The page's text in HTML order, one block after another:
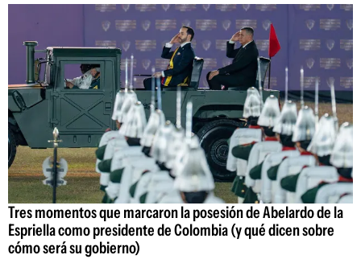
Tres momentos que marcaron la posesión de Abelardo de la
Espriella como presidente de Colombia (y qué dicen sobre
cómo será su gobierno)